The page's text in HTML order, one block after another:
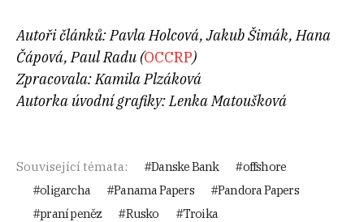
Autoři článků: Pavla Holcová, Jakub Šimák, Hana
Čápová, Paul Radu (OCCRP)
Zpracovala: Kamila Plzáková
Autorka úvodní grafiky: Lenka Matoušková
Související témata: Danske Bank
offshore
oligarcha
Panama Papers
Pandora Papers
praní peněz
Rusko Troika